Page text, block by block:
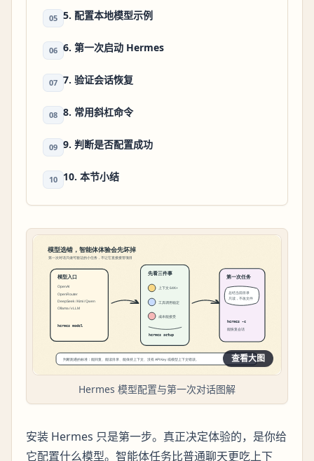
05 5. 配置本地模型示例
06 6. 第一次启动 Hermes
07 7. 验证会话恢复
08 8. 常用斜杠命令
09 9. 判断是否配置成功
10 10. 本节小结
查看大图
Hermes 模型配置与第一次对话图解
安装 Hermes 只是第一步。真正决定体验的，是你给
它配置什么模型。智能体任务比普通聊天更吃上下